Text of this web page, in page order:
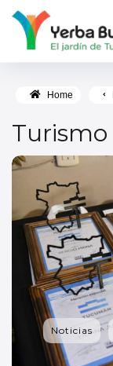
Home
Turismo
Noticias